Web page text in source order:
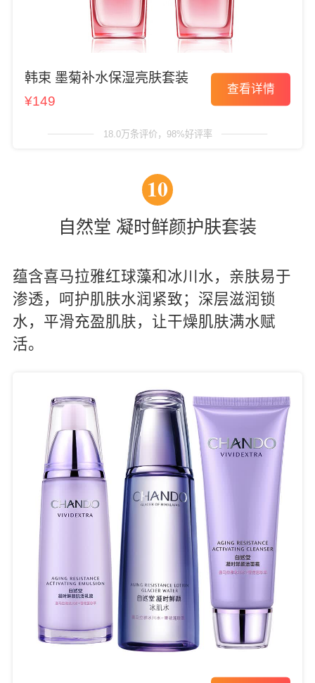
韩束 墨菊补水保湿亮肤套装
¥149
查看详情
18.0万条评价，98%好评率
10
自然堂 凝时鲜颜护肤套装
蕴含喜马拉雅红球藻和冰川水，亲肤易于
渗透，呵护肌肤水润紧致；深层滋润锁
水，平滑充盈肌肤，让干燥肌肤满水赋
活。